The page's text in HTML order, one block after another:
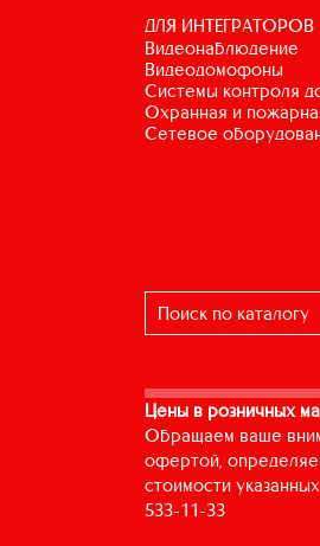
ДЛЯ ИНТЕГРАТОРОВ
видеонаблюдение
видеодомофоны
системы контроля
охранная и
сетевое
Цены в розничных
Обращаем ваше
офертой,
стоимости
533-11-33